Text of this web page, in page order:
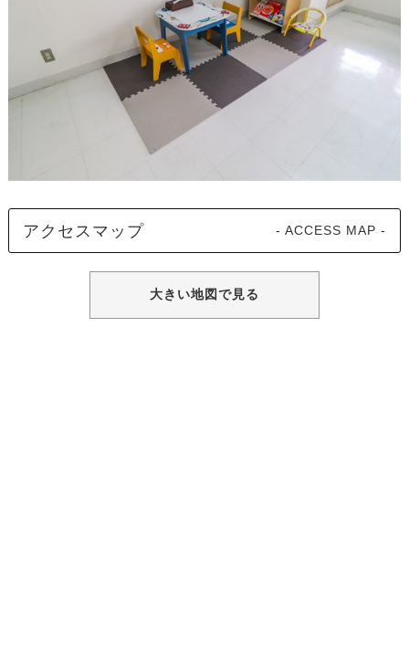
アクセスマップ - ACCESS MAP -
大きい地図で見る